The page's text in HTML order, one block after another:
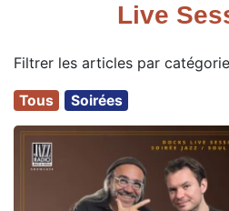
Live
Filtrer les articles par
Tous Soirées